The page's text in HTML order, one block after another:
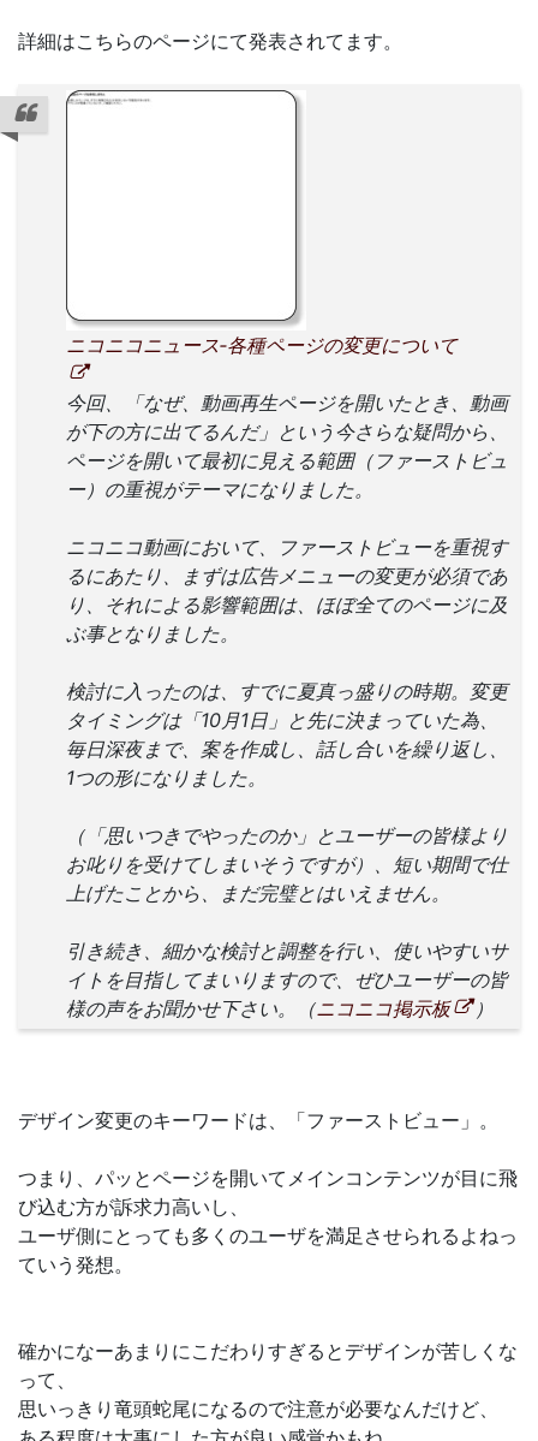
詳細はこちらのページにて発表されてます。
ニコニコニュース‐各種ページの変更について
今回、「なぜ、動画再生ページを開いたとき、動画
が下の方に出てるんだ」という今さらな疑問から、
ページを開いて最初に見える範囲（ファーストビュ
ー）の重視がテーマになりました。
ニコニコ動画において、ファーストビューを重視す
るにあたり、まずは広告メニューの変更が必須であ
り、それによる影響範囲は、ほぼ全てのページに及
ぶ事となりました。
検討に入ったのは、すでに夏真っ盛りの時期。変更
タイミングは「10月1日」と先に決まっていた為、
毎日深夜まで、案を作成し、話し合いを繰り返し、
1つの形になりました。
（「思いつきでやったのか」とユーザーの皆様より
お叱りを受けてしまいそうですが）、短い期間で仕
上げたことから、まだ完璧とはいえません。
引き続き、細かな検討と調整を行い、使いやすいサ
イトを目指してまいりますので、ぜひユーザーの皆
様の声をお聞かせ下さい。（ニコニコ掲示板 ）
デザイン変更のキーワードは、「ファーストビュー」。
つまり、パッとページを開いてメインコンテンツが目に飛
び込む方が訴求力高いし、
ユーザ側にとっても多くのユーザを満足させられるよねっ
ていう発想。
確かになーあまりにこだわりすぎるとデザインが苦しくな
って、
思いっきり竜頭蛇尾になるので注意が必要なんだけど、